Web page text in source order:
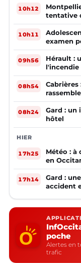
10h12
tentative
10h11
examen
09h56
Hérault :
l'incendie
08h54
mineurs
08h24
Gard : un
hôtel
HIER
17h25
Météo : à
en
17h14
Gard :
accident
poche
Alertes en
trafic